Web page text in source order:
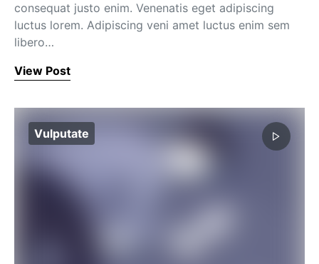
consequat justo enim. Venenatis eget adipiscing
luctus lorem. Adipiscing veni amet luctus enim sem
libero…
View Post
Vulputate